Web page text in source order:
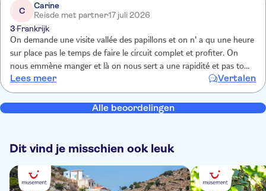
C
Carine
Reisde met partner17 juli 2026
3 Frankrijk
On demande une visite vallée des papillons et on n' a qu une heure
sur place pas le temps de faire le circuit complet et profiter. On
nous emmène manger et là on nous sert a une rapidité et pas tout
les plats prévu. On nous prévient pas a la réservation que tout est
payant car dans le prix juste le car et le guide. Ce qui revient cher
au final car supplément les entrées le repas boissons etc... On
Lees meer Vertalen
Alle beoordelingen
Dit vind je misschien ook leuk